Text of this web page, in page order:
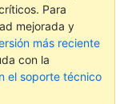
Para
mejorada y
más reciente
con la
el soporte técnico